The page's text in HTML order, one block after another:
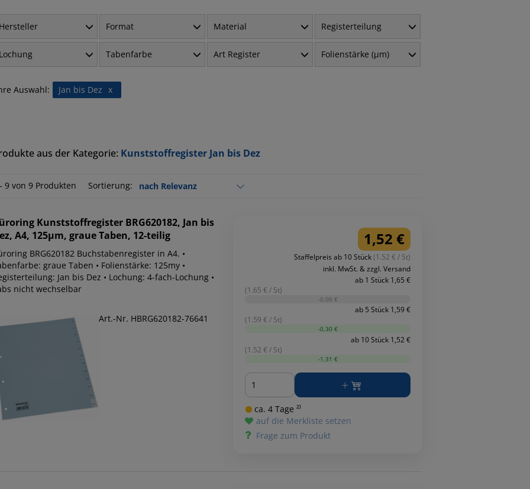
Format Material Registerteilung
Tabenfarbe Art Register Folienstärke (µm)
Auswahl: x
Jan bis Dez
aus der Kategorie: Kunststoffregister Jan bis Dez
9 von 9 Produkten Sortierung:
Kunststoffregister BRG620182, Jan bis
A4, 125µm, graue Taben, 12-teilig
BRG620182 Buchstabenregister in A4. •
graue Taben • Folienstärke: 125my •
Jan bis Dez • Lochung: 4-fach-Lochung •
nicht wechselbar
Art.-Nr. HBRG620182-76641
1,52 €
Staffelpreis ab 10 Stück(1.52 € / St)
inkl. MwSt. & zzgl. Versand
ab 1 Stück 1,65 €
(1.65 € / St)
-0,00 €
ab 5 Stück 1,59 €
(1.59 € / St)
-0,30 €
ab 10 Stück 1,52 €
(1.52 € / St)
-1,31 €
Menge
ca. 4 Tage ²⁾
auf die Merkliste setzen
Frage zum Produkt